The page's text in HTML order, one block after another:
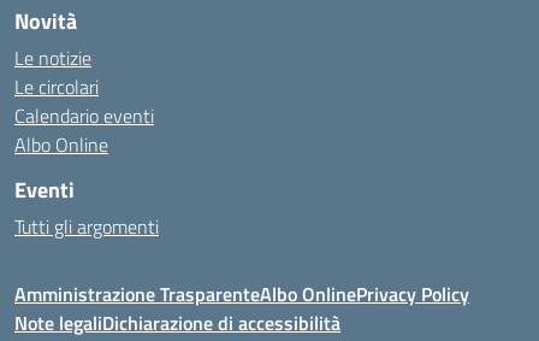
Novità
Le notizie
Le circolari
Calendario eventi
Albo Online
Eventi
Tutti gli argomenti
Amministrazione TrasparenteAlbo OnlinePrivacy Policy
Note legaliDichiarazione di accessibilità